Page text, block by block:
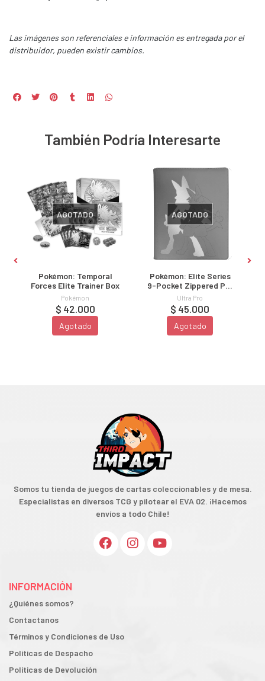
Las imágenes son referenciales e información es entregada por el
distribuidor, pueden existir cambios.
También Podría Interesarte
AGOTADO
Pokémon: Temporal
Forces Elite Trainer Box
Pokémon
$ 42.000
Agotado
AGOTADO
Pokémon: Elite Series
9-Pocket Zippered Pro
Binder
Ultra Pro
$ 45.000
Agotado
Somos tu tienda de juegos de cartas coleccionables y de mesa.
Especialistas en diversos TCG y pilotear el EVA 02. ¡Hacemos
envíos a todo Chile!
INFORMACIÓN
¿Quiénes somos?
Contactanos
Términos y Condiciones de Uso
Políticas de Despacho
Políticas de Devolución